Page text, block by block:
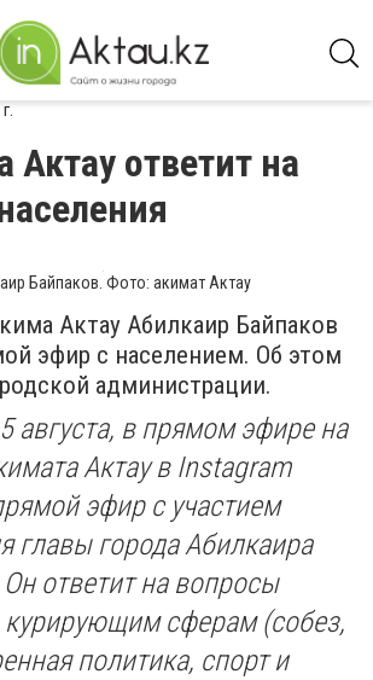
Актау ответит на
Байпаков. Фото: акимат Актау
Актау Абилкаир Байпаков
эфир с населением. Об этом
администрации.
августа, в прямом эфире на
Актау в Instagram
эфир с участием
главы города Абилкаира
ответит на вопросы
сферам (собез,
политика, спорт и